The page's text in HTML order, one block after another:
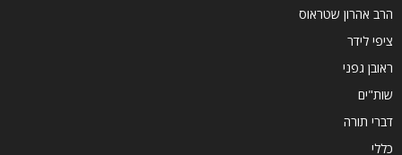
הרב אהרון שטראוס
ציפי לידר
ראובן גפני
שות"ים
דברי תורה
כללי